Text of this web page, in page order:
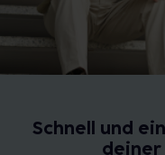
Schnell und
deiner